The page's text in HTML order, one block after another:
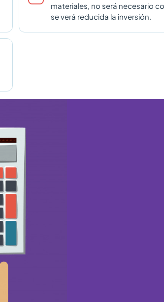
materiales, no será necesario
se verá reducida la inversión.